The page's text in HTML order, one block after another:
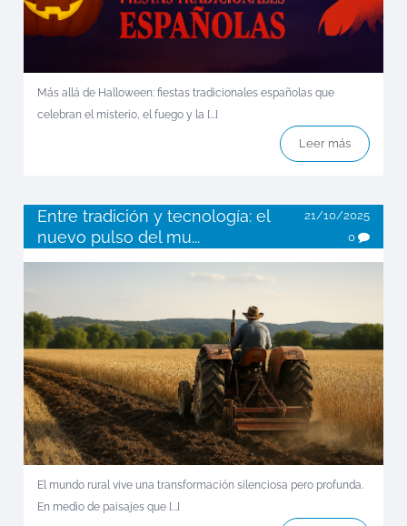
Más allá de Halloween: fiestas tradicionales españolas que
celebran el misterio, el fuego y la [...]
Leer más
Entre tradición y tecnología: el
nuevo pulso del mu...
21/10/2025
0
El mundo rural vive una transformación silenciosa pero profunda.
En medio de paisajes que [...]